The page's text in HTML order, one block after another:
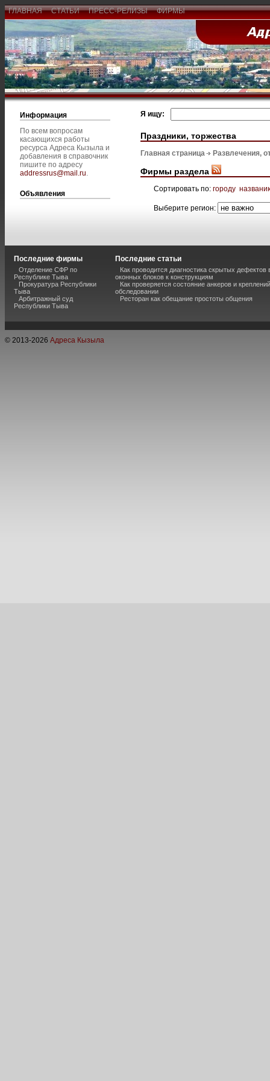
ГЛАВНАЯ СТАТЬИ ПРЕСС-РЕЛИЗЫ ФИРМЫ
Информация
По всем вопросам
касающихся работы
ресурса Адреса Кызыла и
добавления в справочник
пишите по адресу
addressrus@mail.ru.
Объявления
Я ищу:
Праздники, торжества
Главная страница Развлечения,
Фирмы раздела
Сортировать по: городу
Выберите регион:
Последние фирмы
Отделение СФР по
Республике Тыва
Прокуратура Республики
Тыва
Арбитражный суд
Республики Тыва
Последние статьи
Как проводится диагностика скрытых
оконных блоков к конструкциям
Как проверяется состояние анкеров и
обследовании
Ресторан как обещание простоты общения
© 2013-2026 Адреса Кызыла